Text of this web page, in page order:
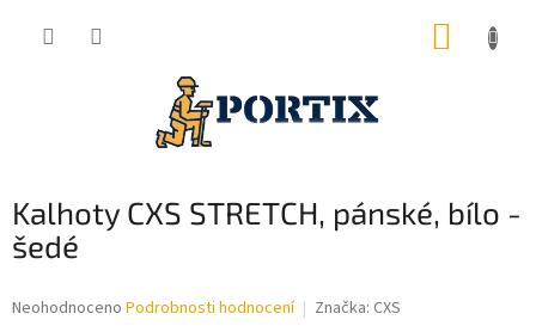
Kalhoty CXS STRETCH, pánské, bílo -
šedé
Průměrné
Neohodnoceno Podrobnosti hodnocení Značka: CXS